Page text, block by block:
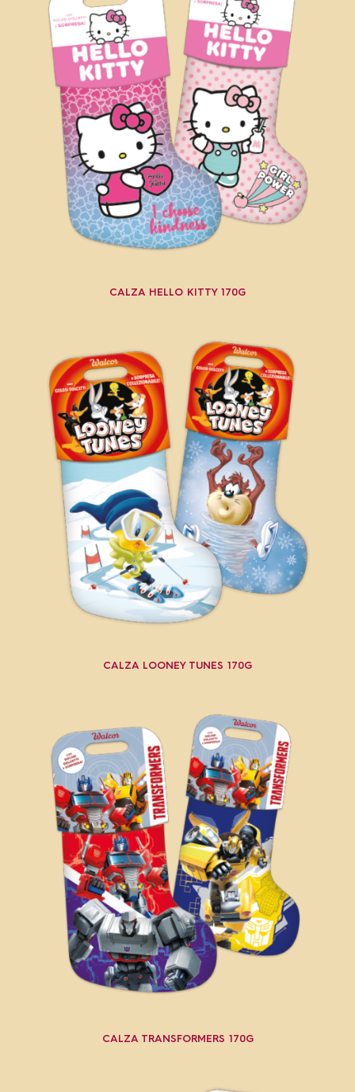
CALZA HELLO KITTY 170G
CALZA LOONEY TUNES 170G
CALZA TRANSFORMERS 170G